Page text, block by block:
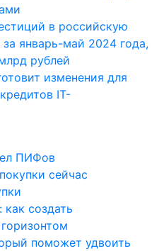
в российскую
январь-май 2024 года,
рублей
изменения для
IT-
сейчас
создать
поможет удвоить